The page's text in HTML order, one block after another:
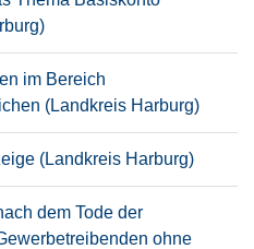
im Bereich
(Landkreis Harburg)
(Landkreis Harburg)
dem Tode der
ohne